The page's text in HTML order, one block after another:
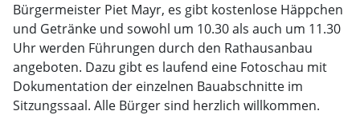
Bürgermeister Piet Mayr, es gibt kostenlose Häppchen
und Getränke und sowohl um 10.30 als auch um 11.30
Uhr werden Führungen durch den Rathausanbau
angeboten. Dazu gibt es laufend eine Fotoschau mit
Dokumentation der einzelnen Bauabschnitte im
Sitzungssaal. Alle Bürger sind herzlich willkommen.